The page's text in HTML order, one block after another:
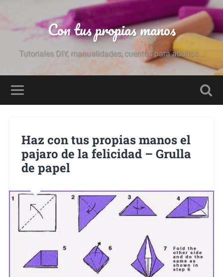
Con tus propias manos
Tutoriales DIY, manualidades, cuentos para adultos...
Haz con tus propias manos el
pajaro de la felicidad – Grulla
de papel